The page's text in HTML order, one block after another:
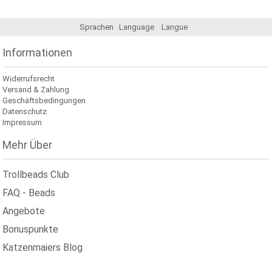
Sprachen Language Langue
Informationen
Widerrufsrecht
Versand & Zahlung
Geschäftsbedingungen
Datenschutz
Impressum
Mehr Über
Trollbeads Club
FAQ - Beads
Angebote
Bonuspunkte
Katzenmaiers Blog